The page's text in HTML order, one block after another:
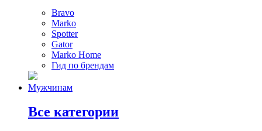
Bravo
Marko
Spotter
Gator
Marko Home
Гид по брендам
Мужчинам
Все категории